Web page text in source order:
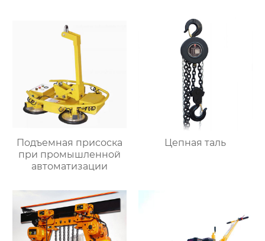
Подъемная присоска
при промышленной
автоматизации
Цепная таль